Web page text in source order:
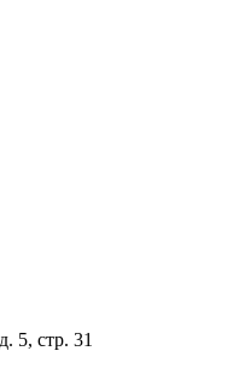
5, стр. 31